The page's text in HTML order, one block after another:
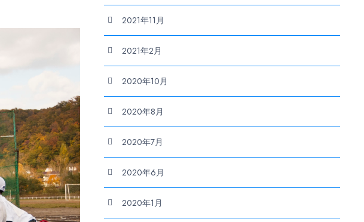
2021年11月
2021年2月
2020年10月
2020年8月
2020年7月
2020年6月
2020年1月